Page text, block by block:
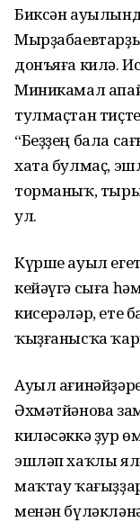
Биксән
донъяға килә.
Миникамал
тулмаҫтан
“Беҙҙең бала
хата булмаҫ,
торманыҡ,
ул.
Күрше ауыл
кейәүгә сыға
кисерәләр, ете
ҡыҙғанысҡа
Ауыл
Әхмәтйәнова
киләсәккә ҙур
эшләп хаҡлы
маҡтау
менән